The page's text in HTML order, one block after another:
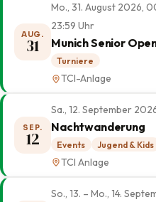
AUG.
31
Mo., 31. August 2026,
23:59 Uhr
Munich Senior
Turniere
TCI-Anlage
SEP.
12
Sa., 12. September
Nachtwanderung
Events Jugend & Kids
TCI Anlage
So., 13. – Mo., 14.